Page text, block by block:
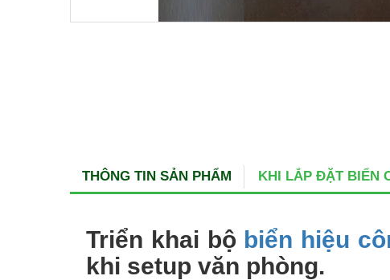
THÔNG TIN SẢN PHẨM KHI LẮP ĐẶT BIỂN
Triển khai bộ biển hiệu
khi setup văn phòng.